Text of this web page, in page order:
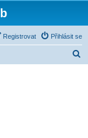
Přihlásit se
Registrovat